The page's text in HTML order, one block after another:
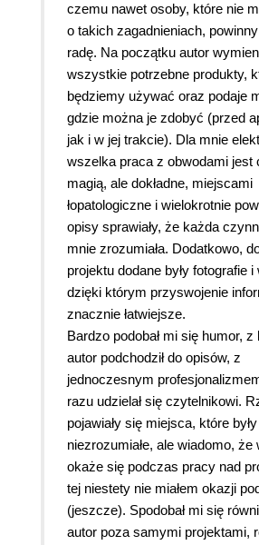
czemu nawet osoby, które nie
o takich zagadnieniach,
radę. Na początku autor
wszystkie potrzebne produkty,
będziemy używać oraz podaje
gdzie można je zdobyć (przed
jak i w jej trakcie). Dla mnie
wszelka praca z obwodami jest
magią, ale dokładne, miejscami
łopatologiczne i wielokrotnie
opisy sprawiały, że każda
mnie zrozumiała. Dodatkowo,
projektu dodane były fotografie i
dzięki którym przyswojenie
znacznie łatwiejsze.
Bardzo podobał mi się humor, z
autor podchodził do opisów, z
jednoczesnym
razu udzielał się czytelnikowi.
pojawiały się miejsca, które
niezrozumiałe, ale wiadomo,
okaże się podczas pracy nad
tej niestety nie miałem okazji
(jeszcze). Spodobał mi się
autor poza samymi projektami,